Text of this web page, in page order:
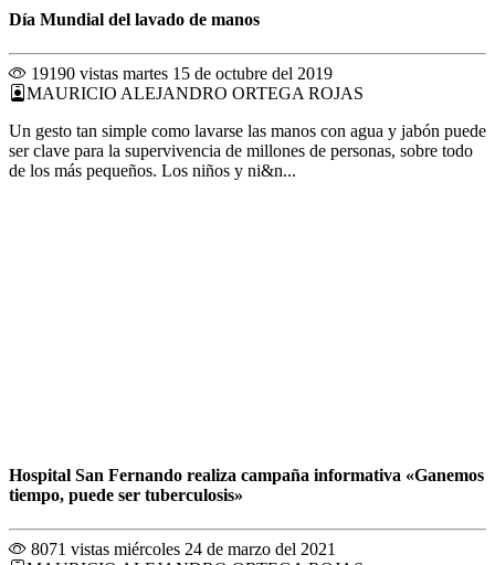
Día Mundial del lavado de manos
19190 vistas martes 15 de octubre del 2019
MAURICIO ALEJANDRO ORTEGA ROJAS
Un gesto tan simple como lavarse las manos con agua y jabón puede
ser clave para la supervivencia de millones de personas, sobre todo
de los más pequeños. Los niños y ni&n...
Hospital San Fernando realiza campaña informativa «Ganemos
tiempo, puede ser tuberculosis»
8071 vistas miércoles 24 de marzo del 2021